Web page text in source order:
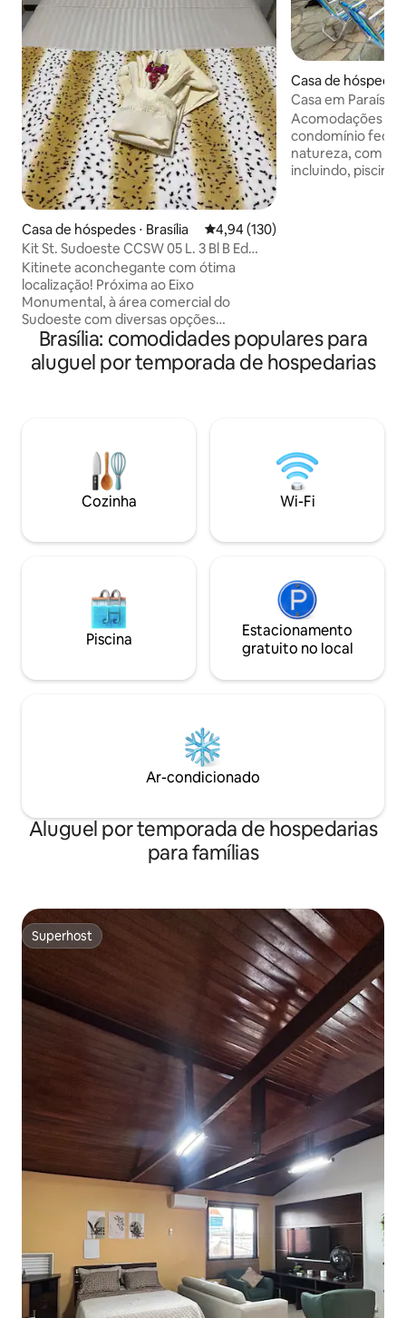
Casa de hóspedes ⋅ Brasília 4,94 de uma avaliação média de
4,94 (130)
Kit St. Sudoeste CCSW 05 L. 3 Bl B Ed
Beta Stúdios
Kitinete aconchegante com ótima
localização! Próxima ao Eixo
Monumental, à área comercial do
Sudoeste com diversas opções
gastronômicas. Próximo ao Bosque do
Sudoeste, ao Parque da Cidade com
boas opções de lazer para todos. Wifi
Escrivaninha, Luminária. Próximo a
Supermercados, Farmácias, Bancos,
Lavanderias e Comércio em geral.
Venha hospedar conosco...
Casa de hóspedes
Casa em Paraíso
Acomodações
condomínio
natureza, com
incluindo,
fazenda
Brasília: comodidades populares para
aluguel por temporada de hospedarias
Cozinha Wi-Fi
Piscina
Estacionamento
gratuito no local
Ar-condicionado
Aluguel por temporada de hospedarias
para famílias
Superhost
Superhost